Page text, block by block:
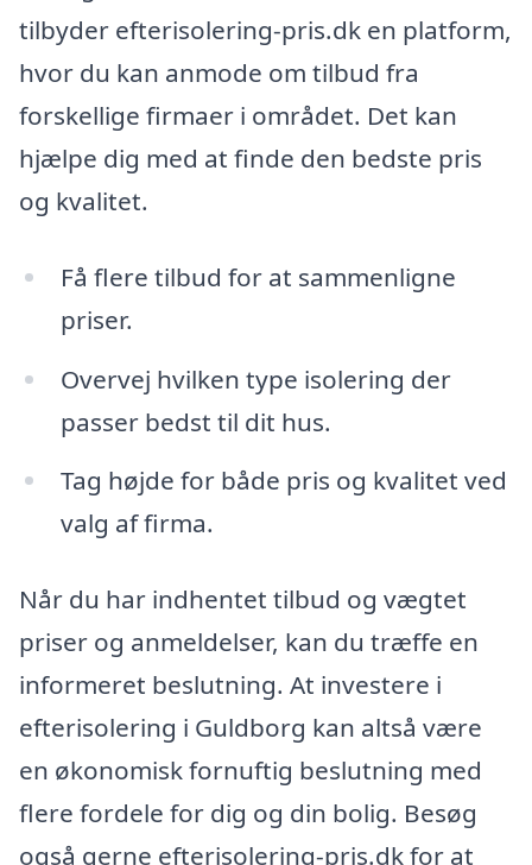
tilbyder efterisolering-pris.dk en platform,
hvor du kan anmode om tilbud fra
forskellige firmaer i området. Det kan
hjælpe dig med at finde den bedste pris
og kvalitet.
Få flere tilbud for at sammenligne
priser.
Overvej hvilken type isolering der
passer bedst til dit hus.
Tag højde for både pris og kvalitet ved
valg af firma.
Når du har indhentet tilbud og vægtet
priser og anmeldelser, kan du træffe en
informeret beslutning. At investere i
efterisolering i Guldborg kan altså være
en økonomisk fornuftig beslutning med
flere fordele for dig og din bolig. Besøg
også gerne efterisolering-pris.dk for at